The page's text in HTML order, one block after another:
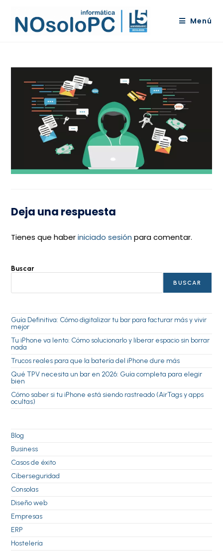
Menú
Deja una respuesta
Tienes que haberiniciado sesión para comentar.
Buscar
BUSCAR
Guía Definitiva: Cómo digitalizar tu bar para facturar más y vivir
mejor
Tu iPhone va lento: Cómo solucionarlo y liberar espacio sin borrar
nada
Trucos reales para que la batería del iPhone dure más
Qué TPV necesita un bar en 2026: Guía completa para elegir
bien
Cómo saber si tu iPhone está siendo rastreado (AirTags y apps
ocultas)
Blog
Business
Casos de éxito
Ciberseguridad
Consolas
Diseño web
Empresas
ERP
Hostelería